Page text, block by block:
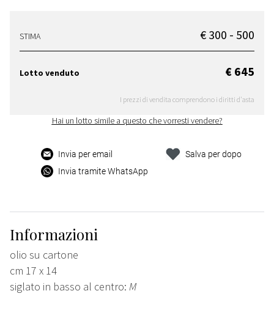
STIMA € 300 - 500
Lotto venduto € 645
I prezzi di vendita comprendono i diritti d'asta
Hai un lotto simile a questo che vorresti vendere?
Invia per email
Invia tramite WhatsApp
Salva per dopo
Informazioni
olio su cartone
cm 17 x 14
siglato in basso al centro: M